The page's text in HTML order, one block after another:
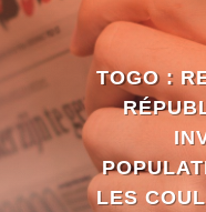
TOGO :
LES